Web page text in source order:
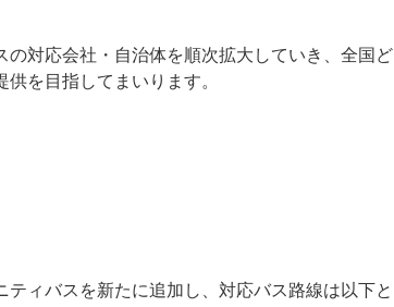
対応会社・自治体を順次拡大していき、全国ど
を目指してまいります。
ィバスを新たに追加し、対応バス路線は以下と